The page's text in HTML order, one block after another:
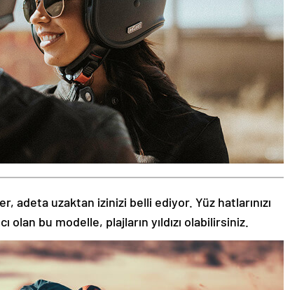
adeta uzaktan izinizi belli ediyor. Yüz hatlarınızı
bu modelle, plajların yıldızı olabilirsiniz.